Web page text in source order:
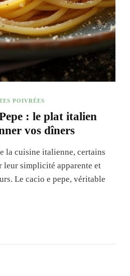
POIVRÉES
: le plat italien
vos dîners
la cuisine italienne, certains
leur simplicité apparente et
Le cacio e pepe, véritable